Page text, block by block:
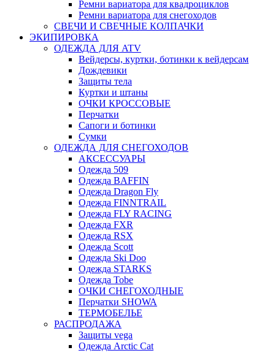
Ремни вариатора для квадроциклов
Ремни вариатора для снегоходов
СВЕЧИ И СВЕЧНЫЕ КОЛПАЧКИ
ЭКИПИРОВКА
ОДЕЖДА ДЛЯ ATV
Вейдерсы, куртки, ботинки к вейдерсам
Дождевики
Защиты тела
Куртки и штаны
ОЧКИ КРОССОВЫЕ
Перчатки
Сапоги и ботинки
Сумки
ОДЕЖДА ДЛЯ СНЕГОХОДОВ
АКСЕССУАРЫ
Одежда 509
Одежда BAFFIN
Одежда Dragon Fly
Одежда FINNTRAIL
Одежда FLY RACING
Одежда FXR
Одежда RSX
Одежда Scott
Одежда Ski Doo
Одежда STARKS
Одежда Tobe
ОЧКИ СНЕГОХОДНЫЕ
Перчатки SHOWA
ТЕРМОБЕЛЬЕ
РАСПРОДАЖА
Защиты vega
Одежда Arctic Cat